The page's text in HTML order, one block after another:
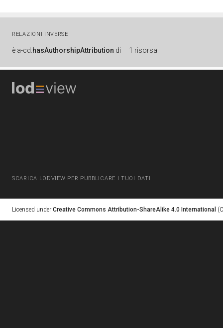
RELAZIONI INVERSE
è a-cd:hasAuthorshipAttribution di 1 risorsa
SCARICA LODVIEW PER PUBBLICARE I TUOI DATI
Licensed under Creative Commons Attribution-ShareAlike 4.0 International